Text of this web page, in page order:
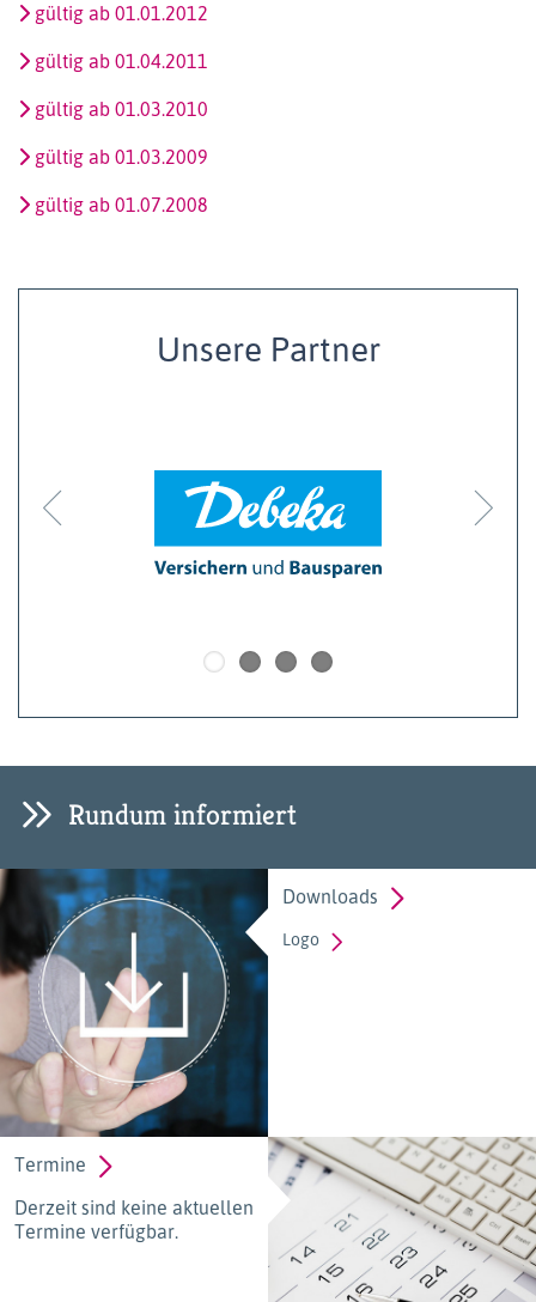
gültig ab 01.01.2012
gültig ab 01.04.2011
gültig ab 01.03.2010
gültig ab 01.03.2009
gültig ab 01.07.2008
Unsere Partner
Rundum informiert
Downloads
Logo
Termine
Derzeit sind keine aktuellen
Termine verfügbar.